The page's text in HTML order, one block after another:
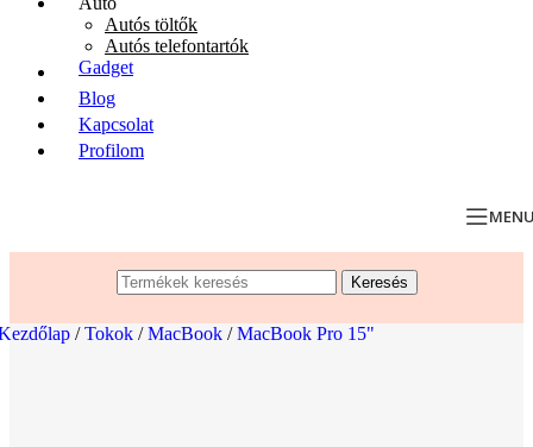
Autós töltők
Autós telefontartók
Gadget
Blog
Kapcsolat
Profilom
Keresés
/ Tokok / MacBook / MacBook Pro 15"